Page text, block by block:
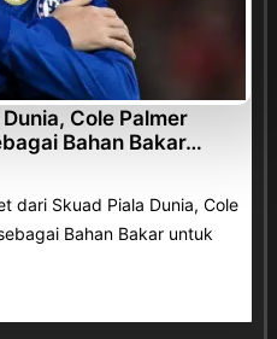
Cole Palmer
Bahan Bakar…
dari Skuad Piala Dunia, Cole
Bahan Bakar untuk